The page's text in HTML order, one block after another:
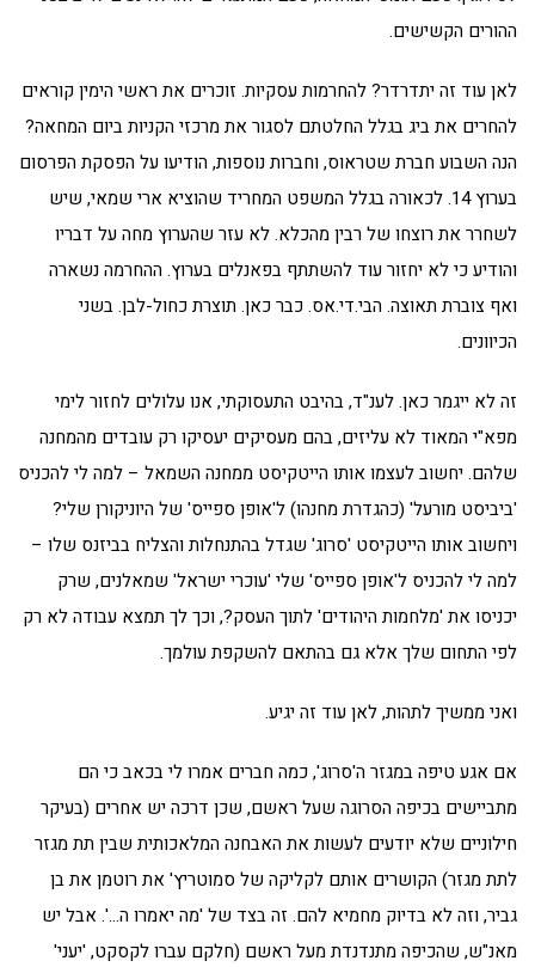
ההורים הקשישים.
לאן עוד זה יתדרדר? להחרמות עסקיות. זוכרים את ראשי הימין קוראים
להחרים את ביג בגלל החלטתם לסגור את מרכזי הקניות ביום המחאה?
הנה השבוע חברת שטראוס, וחברות נוספות, הודיעו על הפסקת הפרסום
בערוץ 14. לכאורה בגלל המשפט המחריד שהוציא ארי שמאי, שיש
לשחרר את רוצחו של רבין מהכלא. לא עזר שהערוץ מחה על דבריו
והודיע כי לא יחזור עוד להשתתף בפאנלים בערוץ. ההחרמה נשארה
ואף צוברת תאוצה. הבי.די.אס. כבר כאן. תוצרת כחול-לבן. בשני
הכיוונים.
זה לא ייגמר כאן. לענ"ד, בהיבט התעסוקתי, אנו עלולים לחזור לימי
מפא"י המאוד לא עליזים, בהם מעסיקים יעסיקו רק עובדים מהמחנה
שלהם. יחשוב לעצמו אותו הייטקיסט ממחנה השמאל – למה לי להכניס
'ביביסט מורעל' (כהגדרת מחנהו) ל'אופן ספייס' של היוניקורן שלי?
ויחשוב אותו הייטקיסט 'סרוג' שגדל בהתנחלות והצליח בביזנס שלו –
למה לי להכניס ל'אופן ספייס' שלי 'עוכרי ישראל' שמאלנים, שרק
יכניסו את 'מלחמות היהודים' לתוך העסק?, וכך לך תמצא עבודה לא רק
לפי התחום שלך אלא גם בהתאם להשקפת עולמך.
ואני ממשיך לתהות, לאן עוד זה יגיע.
אם אגע טיפה במגזר ה'סרוג', כמה חברים אמרו לי בכאב כי הם
מתביישים בכיפה הסרוגה שעל ראשם, שכן דרכה יש אחרים (בעיקר
חילוניים שלא יודעים לעשות את האבחנה המלאכותית שבין תת מגזר
לתת מגזר) הקושרים אותם לקליקה של סמוטריץ' את רוטמן את בן
גביר, וזה לא בדיוק מחמיא להם. זה בצד של 'מה יאמרו ה…'. אבל יש
מאנ"ש, שהכיפה מתנדנדת מעל ראשם (חלקם עברו לקסקט, 'יעני'